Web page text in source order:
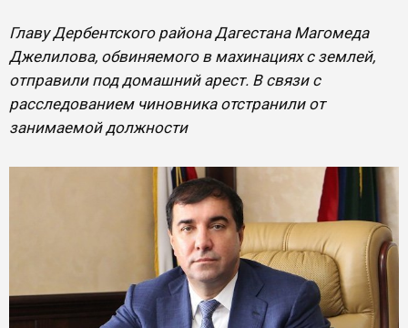
Главу Дербентского района Дагестана Магомеда
Джелилова, обвиняемого в махинациях с землей,
отправили под домашний арест. В связи с
расследованием чиновника отстранили от
занимаемой должности